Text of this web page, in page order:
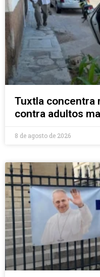
Tuxtla concentra
contra adultos
8 de agosto de 2026